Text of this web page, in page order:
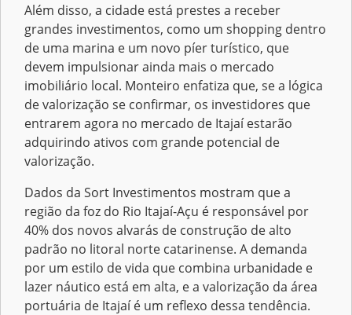
Além disso, a cidade está prestes a receber
grandes investimentos, como um shopping dentro
de uma marina e um novo píer turístico, que
devem impulsionar ainda mais o mercado
imobiliário local. Monteiro enfatiza que, se a lógica
de valorização se confirmar, os investidores que
entrarem agora no mercado de Itajaí estarão
adquirindo ativos com grande potencial de
valorização.
Dados da Sort Investimentos mostram que a
região da foz do Rio Itajaí-Açu é responsável por
40% dos novos alvarás de construção de alto
padrão no litoral norte catarinense. A demanda
por um estilo de vida que combina urbanidade e
lazer náutico está em alta, e a valorização da área
portuária de Itajaí é um reflexo dessa tendência.